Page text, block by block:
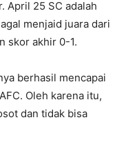
April 25 SC adalah
menjaid juara dari
skor akhir 0-1.
berhasil mencapai
Oleh karena itu,
dan tidak bisa